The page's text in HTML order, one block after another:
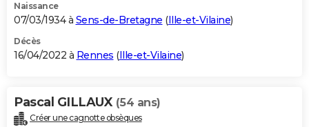
Naissance
07/03/1934 à Sens-de-Bretagne (Ille-et-Vilaine)
Décès
16/04/2022 à Rennes (Ille-et-Vilaine)
Pascal GILLAUX (54 ans)
Créer une cagnotte obsèques